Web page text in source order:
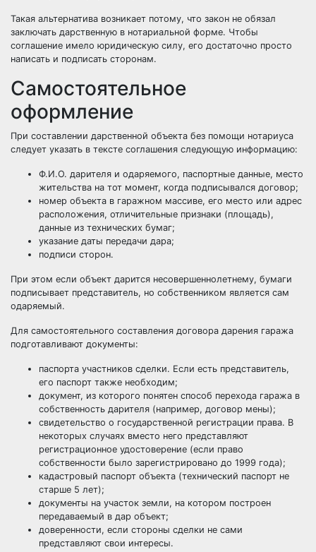
Такая альтернатива возникает потому, что закон не обязал
заключать дарственную в нотариальной форме. Чтобы
соглашение имело юридическую силу, его достаточно просто
написать и подписать сторонам.
Самостоятельное
оформление
При составлении дарственной объекта без помощи нотариуса
следует указать в тексте соглашения следующую информацию:
Ф.И.О. дарителя и одаряемого, паспортные данные, место
жительства на тот момент, когда подписывался договор;
номер объекта в гаражном массиве, его место или адрес
расположения, отличительные признаки (площадь),
данные из технических бумаг;
указание даты передачи дара;
подписи сторон.
При этом если объект дарится несовершеннолетнему, бумаги
подписывает представитель, но собственником является сам
одаряемый.
Для самостоятельного составления договора дарения гаража
подготавливают документы:
паспорта участников сделки. Если есть представитель,
его паспорт также необходим;
документ, из которого понятен способ перехода гаража в
собственность дарителя (например, договор мены);
свидетельство о государственной регистрации права. В
некоторых случаях вместо него представляют
регистрационное удостоверение (если право
собственности было зарегистрировано до 1999 года);
кадастровый паспорт объекта (технический паспорт не
старше 5 лет);
документы на участок земли, на котором построен
передаваемый в дар объект;
доверенности, если стороны сделки не сами
представляют свои интересы.